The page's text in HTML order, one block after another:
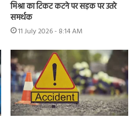
मिश्रा का टिकट कटने पर सड़क पर उतरे
समर्थक
11 July 2026 - 8:14 AM